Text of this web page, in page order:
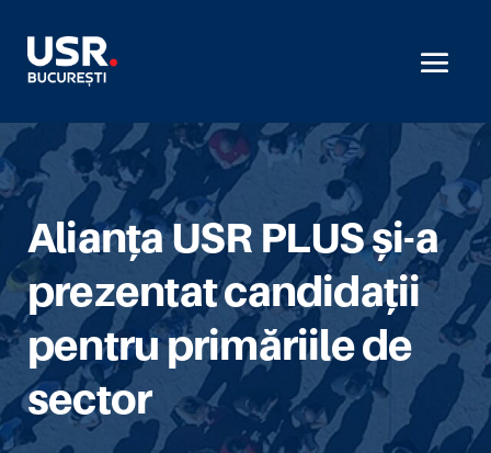
Alianța USR PLUS și-a
prezentat candidații
pentru primăriile de
sector